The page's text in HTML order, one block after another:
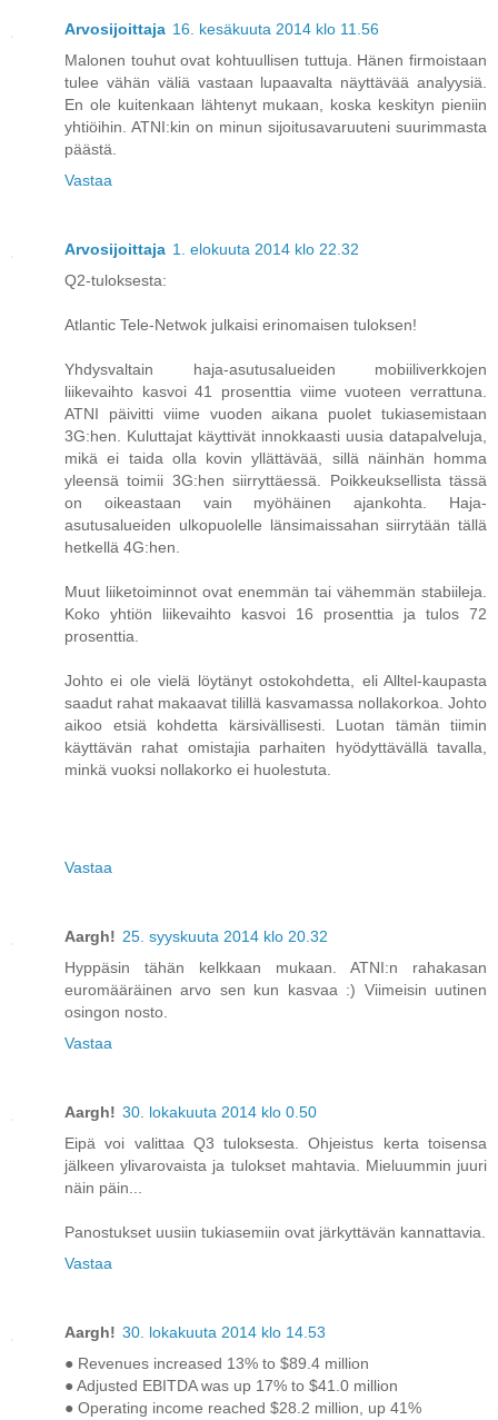
Arvosijoittaja 16. kesäkuuta 2014 klo 11.56
Malonen touhut ovat kohtuullisen tuttuja. Hänen firmoistaan
tulee vähän väliä vastaan lupaavalta näyttävää analyysiä.
En ole kuitenkaan lähtenyt mukaan, koska keskityn pieniin
yhtiöihin. ATNI:kin on minun sijoitusavaruuteni suurimmasta
päästä.
Vastaa
Arvosijoittaja 1. elokuuta 2014 klo 22.32
Q2-tuloksesta:
Atlantic Tele-Netwok julkaisi erinomaisen tuloksen!
Yhdysvaltain haja-asutusalueiden mobiiliverkkojen
liikevaihto kasvoi 41 prosenttia viime vuoteen verrattuna.
ATNI päivitti viime vuoden aikana puolet tukiasemistaan
3G:hen. Kuluttajat käyttivät innokkaasti uusia datapalveluja,
mikä ei taida olla kovin yllättävää, sillä näinhän homma
yleensä toimii 3G:hen siirryttäessä. Poikkeuksellista tässä
on oikeastaan vain myöhäinen ajankohta. Haja-
asutusalueiden ulkopuolelle länsimaissahan siirrytään tällä
hetkellä 4G:hen.
Muut liiketoiminnot ovat enemmän tai vähemmän stabiileja.
Koko yhtiön liikevaihto kasvoi 16 prosenttia ja tulos 72
prosenttia.
Johto ei ole vielä löytänyt ostokohdetta, eli Alltel-kaupasta
saadut rahat makaavat tilillä kasvamassa nollakorkoa. Johto
aikoo etsiä kohdetta kärsivällisesti. Luotan tämän tiimin
käyttävän rahat omistajia parhaiten hyödyttävällä tavalla,
minkä vuoksi nollakorko ei huolestuta.
Vastaa
Aargh! 25. syyskuuta 2014 klo 20.32
Hyppäsin tähän kelkkaan mukaan. ATNI:n rahakasan
euromääräinen arvo sen kun kasvaa :) Viimeisin uutinen
osingon nosto.
Vastaa
Aargh! 30. lokakuuta 2014 klo 0.50
Eipä voi valittaa Q3 tuloksesta. Ohjeistus kerta toisensa
jälkeen ylivarovaista ja tulokset mahtavia. Mieluummin juuri
näin päin...
Panostukset uusiin tukiasemiin ovat järkyttävän kannattavia.
Vastaa
Aargh! 30. lokakuuta 2014 klo 14.53
● Revenues increased 13% to $89.4 million
● Adjusted EBITDA was up 17% to $41.0 million
● Operating income reached $28.2 million, up 41%